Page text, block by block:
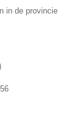
in de provincie